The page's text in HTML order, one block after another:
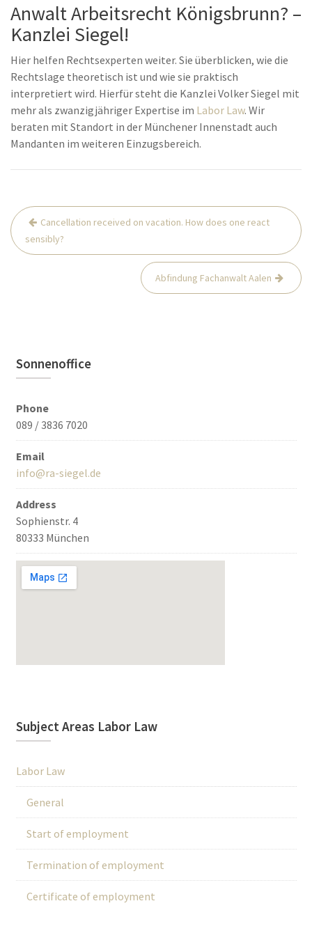
Anwalt Arbeitsrecht Königsbrunn? –
Kanzlei Siegel!
Hier helfen Rechtsexperten weiter. Sie überblicken, wie die
Rechtslage theoretisch ist und wie sie praktisch
interpretiert wird. Hierfür steht die Kanzlei Volker Siegel mit
mehr als zwanzigjähriger Expertise im Labor Law. Wir
beraten mit Standort in der Münchener Innenstadt auch
Mandanten im weiteren Einzugsbereich.
Post
navigation
Cancellation received on vacation. How does one react
sensibly?
Abfindung Fachanwalt Aalen
Sonnenoffice
Phone
089 / 3836 7020
Email
info@ra-siegel.de
Address
Sophienstr. 4
80333 München
Subject Areas Labor Law
Labor Law
General
Start of employment
Termination of employment
Certificate of employment